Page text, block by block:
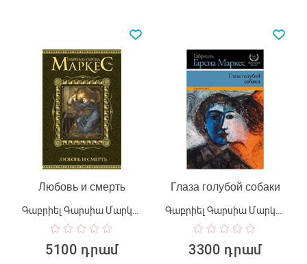
Любовь и смерть
Գաբրիել Գարսիա Մարկես
5100 դրամ
Глаза голубой собаки
Գաբրիել Գարսիա Մարկես
3300 դրամ